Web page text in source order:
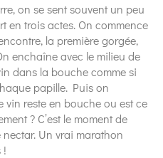
on se sent souvent un peu
en trois actes. On commence
la première gorgée,
enchaîne avec le milieu de
dans la bouche comme si
papille. Puis on
vin reste en bouche ou est ce
? C’est le moment de
Un vrai marathon
!